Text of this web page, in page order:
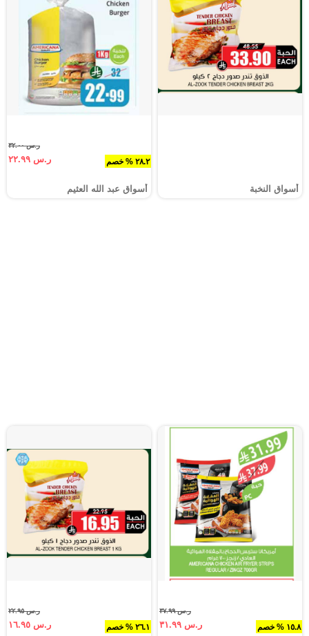
أسواق النخبة
٢٨.٢ % خصم
ر.س ٣٢.٠٠
ر.س ٢٢.٩٩
أسواق عبد الله العثيم
١٥.٨ % خصم
ر.س ٣٧.٩٩
ر.س ٣١.٩٩ ٢٦.١ % خصم
ر.س ٢٢.٩٥
ر.س ١٦.٩٥